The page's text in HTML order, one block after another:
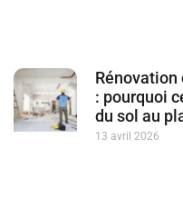
Rénovation
: pourquoi
du sol au
13 avril 2026